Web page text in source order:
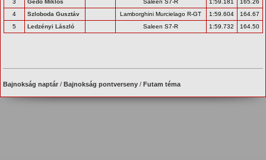
3
Gedő Miklós Saleen S7-R 1:59.181
165.26
4
Szloboda Gusztáv Lamborghini Murcielago R-GT 1:59.604
164.67
5
Ledzényi László Saleen S7-R 1:59.732 164.50
Bajnokság naptár /Bajnokság pontverseny /Futam téma